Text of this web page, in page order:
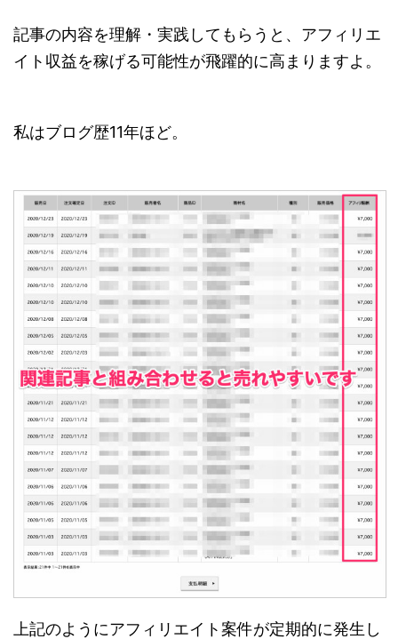
記事の内容を理解・実践してもらうと、アフィリエ
イト収益を稼げる可能性が飛躍的に高まりますよ。
私はブログ歴11年ほど。
上記のようにアフィリエイト案件が定期的に発生し